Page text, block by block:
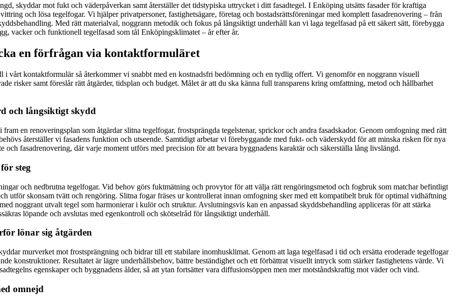
skyddar mot fukt och väderpåverkan samt återställer det tidstypiska uttrycket i ditt fasadtegel. I Enköping utsätts fasader för kraftiga
och lösa tegelfogar. Vi hjälper privatpersoner, fastighetsägare, företag och bostadsrättsföreningar med komplett fasadrenovering – från
Med rätt materialval, noggrann metodik och fokus på långsiktigt underhåll kan vi laga tegelfasad på ett säkert sätt, förebygga
vacker och funktionell tegelfasad som tål Enköpingsklimatet – år efter år.
en förfrågan via kontaktformuläret
vårt kontaktformulär så återkommer vi snabbt med en kostnadsfri bedömning och en tydlig offert. Vi genomför en noggrann visuell
risker samt föreslår rätt åtgärder, tidsplan och budget. Målet är att du ska känna full transparens kring omfattning, metod och hållbarhet
och långsiktigt skydd
en renoveringsplan som åtgärdar slitna tegelfogar, frostsprängda tegelstenar, sprickor och andra fasadskador. Genom omfogning med rätt
återställer vi fasadens funktion och utseende. Samtidigt arbetar vi förebyggande med fukt- och väderskydd för att minska risken för nya
fasadrenovering, där varje moment utförs med precision för att bevara byggnadens karaktär och säkerställa lång livslängd.
steg
och nedbrutna tegelfogar. Vid behov görs fuktmätning och provytor för att välja rätt rengöringsmetod och fogbruk som matchar befintligt
utför skonsam tvätt och rengöring. Slitna fogar fräses ur kontrollerat innan omfogning sker med ett kompatibelt bruk för optimal vidhäftning
noggrant utvalt tegel som harmonierar i kulör och struktur. Avslutningsvis kan en anpassad skyddsbehandling appliceras för att stärka
löpande och avslutas med egenkontroll och skötselråd för långsiktigt underhåll.
lönar sig åtgärden
murverket mot frostsprängning och bidrar till ett stabilare inomhusklimat. Genom att laga tegelfasad i tid och ersätta eroderade tegelfogar
konstruktioner. Resultatet är lägre underhållsbehov, bättre beständighet och ett förbättrat visuellt intryck som stärker fastighetens värde. Vi
egenskaper och byggnadens ålder, så att ytan fortsätter vara diffusionsöppen men mer motståndskraftig mot väder och vind.
omnejd